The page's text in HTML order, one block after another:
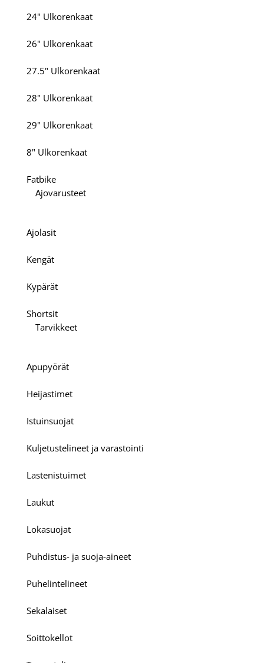
24" Ulkorenkaat
26" Ulkorenkaat
27.5" Ulkorenkaat
28" Ulkorenkaat
29" Ulkorenkaat
8" Ulkorenkaat
Fatbike
Ajovarusteet
Ajolasit
Kengät
Kypärät
Shortsit
Tarvikkeet
Apupyörät
Heijastimet
Istuinsuojat
Kuljetustelineet ja varastointi
Lastenistuimet
Laukut
Lokasuojat
Puhdistus- ja suoja-aineet
Puhelintelineet
Sekalaiset
Soittokellot